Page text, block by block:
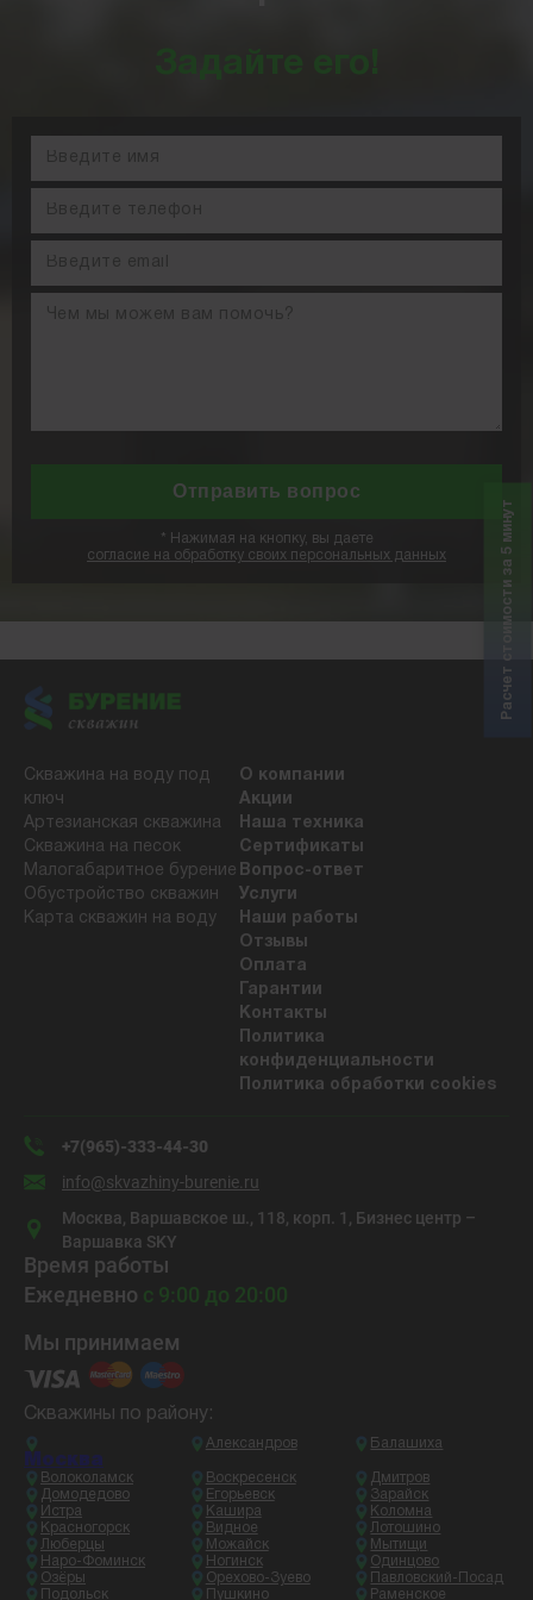
*
Нажимая на кнопку, вы даете
согласие на обработку своих персональных данных
Скважина на воду под
ключ
Артезианская скважина
Скважина на песок
Малогабаритное бурение
Обустройство скважин
Карта скважин на воду
О компании
Акции
Наша техника
Сертификаты
Вопрос-ответ
Услуги
Наши работы
Отзывы
Оплата
Гарантии
Контакты
Политика
конфиденциальности
Политика обработки cookies
+7(965)-333-44-30
info@skvazhiny-burenie.ru
Москва, Варшавское ш., 118, корп. 1, Бизнес центр –
Варшавка SKY
Время работы
Ежедневно с 9:00 до 20:00
Мы принимаем
Скважины по району:
Москва
Александров Балашиха
Волоколамск Воскресенск
Дмитров
Домодедово
Егорьевск
Зарайск
Истра
Кашира
Коломна
Красногорск
Видное
Лотошино
Люберцы
Можайск
Мытищи
Наро-Фоминск
Ногинск
Одинцово
Озёры
Орехово-Зуево
Павловский-Посад
Подольск
Пушкино Раменское
Расчет стоимости за 5 минут